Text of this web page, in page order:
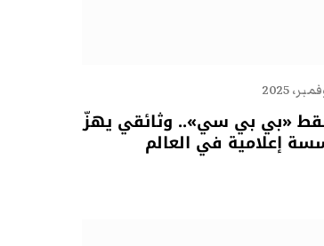
«بي بي سي».. وثائقي يهزّ
إعلامية في العالم